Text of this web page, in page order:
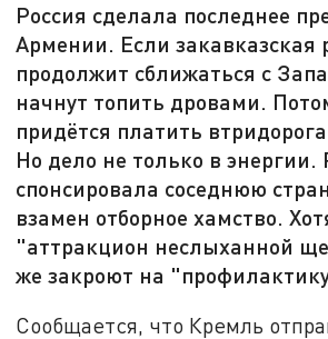
Россия сделала последнее
Армении. Если закавказская
продолжит сближаться с
начнут топить дровами.
придётся платить
Но дело не только в энергии.
спонсировала соседнюю
взамен отборное хамство.
"аттракцион неслыханной
же закроют на
Сообщается, что Кремль